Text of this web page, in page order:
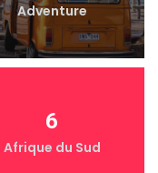
Adventure
6
Afrique du Sud